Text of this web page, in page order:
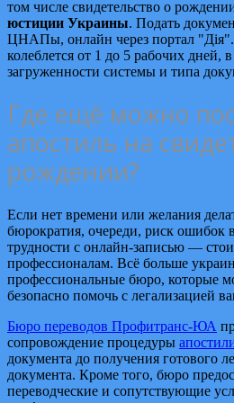
том числе свидетельство о
юстиции Украины. Подать
ЦНАПы, онлайн через портал
колеблется от 1 до 5 рабочих дней,
загруженности системы и типа
Где ещё можно
апостиль на
рождении?
Если нет времени или желания
бюрократия, очереди, риск ошибок
трудности с онлайн-записью —
профессионалам. Всё больше
профессиональные бюро, которые
безопасно помочь с легализацией
Бюро переводов Профитранс-ЮА
сопровождение процедуры
документа до получения готового
документа. Кроме того, бюро
переводческие и сопутствующие